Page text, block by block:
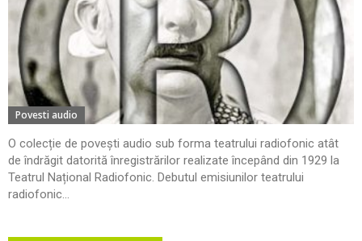
Povesti audio
O colecție de povești audio sub forma teatrului radiofonic atât
de îndrăgit datorită înregistrărilor realizate începând din 1929 la
Teatrul Național Radiofonic. Debutul emisiunilor teatrului
radiofonic...